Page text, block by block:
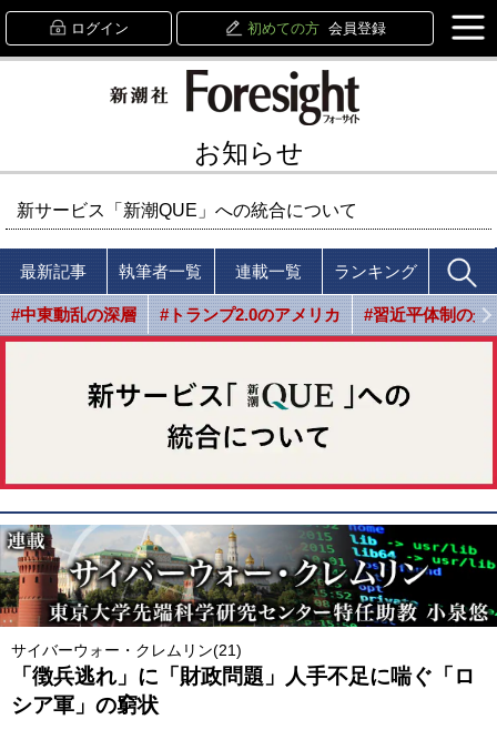
ログイン 初めての方 会員登録
お知らせ
新サービス「新潮QUE」への統合について
最新記事 執筆者一覧 連載一覧 ランキング
#中東動乱の深層 #トランプ2.0のアメリカ #習近平体制の光
サイバーウォー・クレムリン(21)
「徴兵逃れ」に「財政問題」人手不足に喘ぐ「ロ
シア軍」の窮状